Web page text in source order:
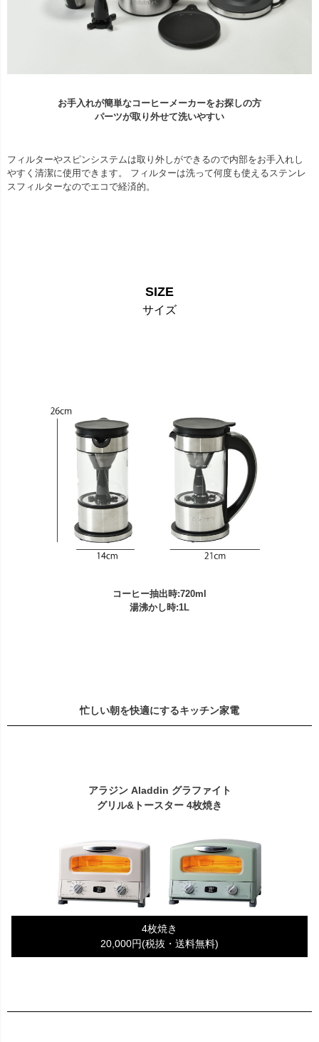
お手入れが簡単なコーヒーメーカーをお探しの方
パーツが取り外せて洗いやすい
フィルターやスピンシステムは取り外しができるので内部をお手入れし
やすく清潔に使用できます。 フィルターは洗って何度も使えるステンレ
スフィルターなのでエコで経済的。
SIZE
サイズ
コーヒー抽出時:720ml
湯沸かし時:1L
忙しい朝を快適にするキッチン家電
アラジン Aladdin グラファイト
グリル&トースター 4枚焼き
4枚焼き
20,000円(税抜・送料無料)